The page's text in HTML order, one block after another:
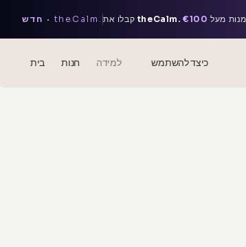
חדש · theCalm. theCalm. מעל €100
בית חנות למידה כיצד להשתמש